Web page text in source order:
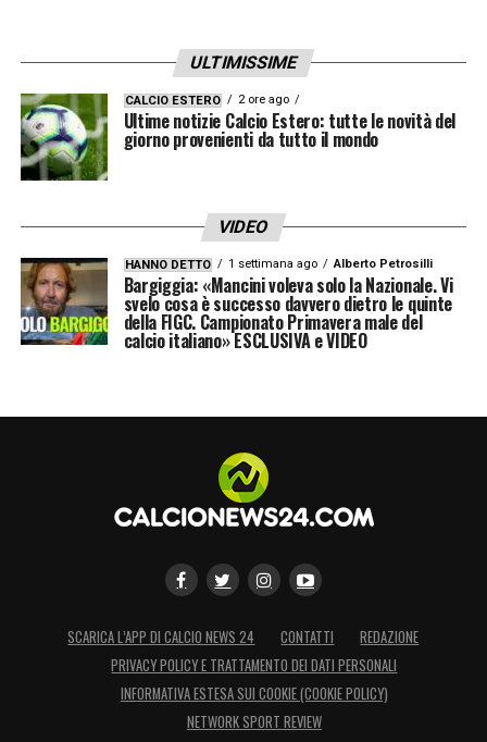
ULTIMISSIME
CALCIO ESTERO 2 ore ago
Ultime notizie Calcio Estero: tutte le novità del
giorno provenienti da tutto il mondo
VIDEO
HANNO DETTO 1 settimana ago Alberto Petrosilli
Bargiggia: «Mancini voleva solo la Nazionale. Vi
svelo cosa è successo davvero dietro le quinte
della FIGC. Campionato Primavera male del
calcio italiano» ESCLUSIVA e VIDEO
SCARICA L’APP DI CALCIO NEWS 24 CONTATTI
REDAZIONE
PRIVACY POLICY E TRATTAMENTO DEI DATI PERSONALI
INFORMATIVA ESTESA SUI COOKIE (COOKIE POLICY)
NETWORK SPORT REVIEW